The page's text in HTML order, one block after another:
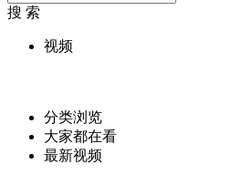
搜 索
视频
分类浏览
大家都在看
最新视频